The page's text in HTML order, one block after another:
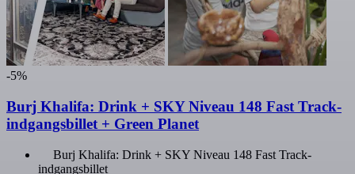
-5%
Burj Khalifa: Drink + SKY Niveau 148 Fast Track-
indgangsbillet + Green Planet
Burj Khalifa: Drink + SKY Niveau 148 Fast Track-
indgangsbillet